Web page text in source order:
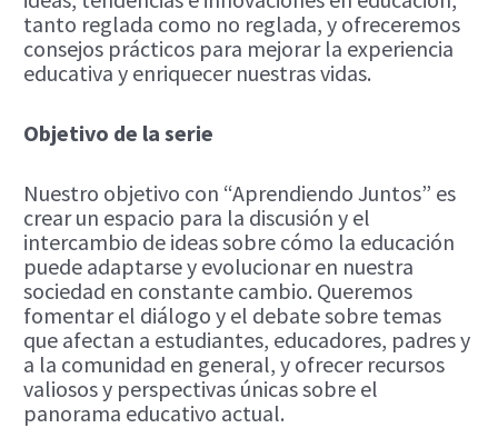
tanto reglada como no reglada, y ofreceremos
consejos prácticos para mejorar la experiencia
educativa y enriquecer nuestras vidas.
Objetivo de la serie
Nuestro objetivo con “Aprendiendo Juntos” es
crear un espacio para la discusión y el
intercambio de ideas sobre cómo la educación
puede adaptarse y evolucionar en nuestra
sociedad en constante cambio. Queremos
fomentar el diálogo y el debate sobre temas
que afectan a estudiantes, educadores, padres y
a la comunidad en general, y ofrecer recursos
valiosos y perspectivas únicas sobre el
panorama educativo actual.